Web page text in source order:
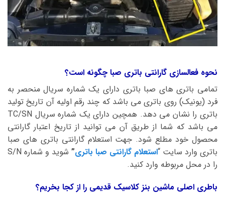
نحوه فعالسازی گارانتی باتری صبا چگونه است؟
تمامی باتری های صبا باتری دارای یک شماره سریال منحصر به
فرد (یونیک) روی باتری می باشد که چند رقم اولیه آن تاریخ تولید
باتری را نشان می دهد. همچین دارای یک شماره سریال TC/SN
می باشد که شما از طریق آن می توانید از تاریخ اعتبار گارانتی
محصول خود مطلع شود. جهت استعلام گارانتی باتری های صبا
باتری وارد سایت “استعلام گارانتی صبا باتری”
شوید و شماره S/N
را در محل مربوطه وارد کنید.
باطری اصلی ماشین بنز کلاسیک قدیمی را از کجا بخریم؟